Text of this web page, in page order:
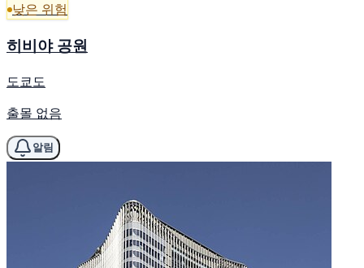
낮은 위험
히비야 공원
도쿄도
출몰 없음
알림